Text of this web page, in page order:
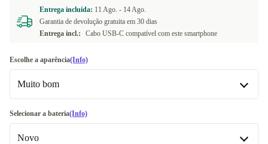
Entrega incluída: 11 Ago. - 14 Ago.
Garantia de devolução gratuita em 30 dias
Entrega incl.:
Cabo USB-C compatível com este smartphone
Escolhe a aparência(Info)
Muito bom
Bom
Muito bom
Selecionar a bateria(Info)
Novo